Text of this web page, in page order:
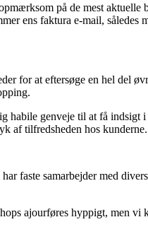
på de mest
ens faktura e-mail,
for at eftersøge en hel del
habile genveje til at få indsigt
af tilfredsheden hos kunderne.
faste samarbejder med
ajourføres hyppigt, men vi